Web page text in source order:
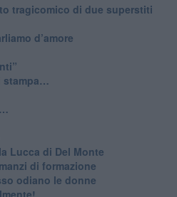
tragicomico di due superstiti
d’amore
stampa…
Lucca di Del Monte
di formazione
odiano le donne